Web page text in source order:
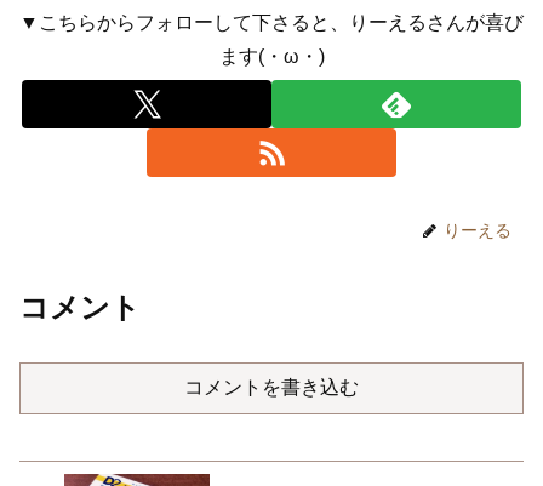
▼こちらからフォローして下さると、りーえるさんが喜び
ます(・ω・)
りーえる
コメント
コメントを書き込む